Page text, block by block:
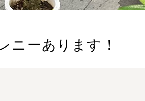
ーあります！